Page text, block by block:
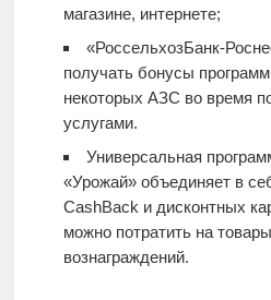
магазине, интернете;
«РоссельхозБанк-
получать бонусы
некоторых АЗС во время
услугами.
Универсальная
«Урожай» объединяет в
CashBack и дисконтных
можно потратить на
вознаграждений.